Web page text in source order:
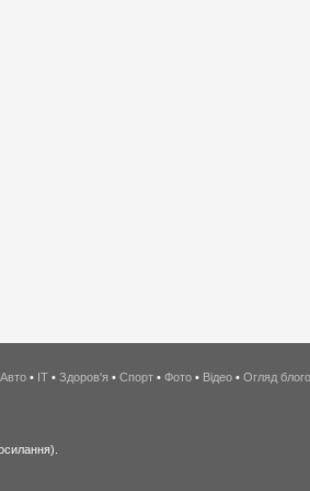
Авто • IT • Здоров'я • Спорт • Фото • Відео • Огляд